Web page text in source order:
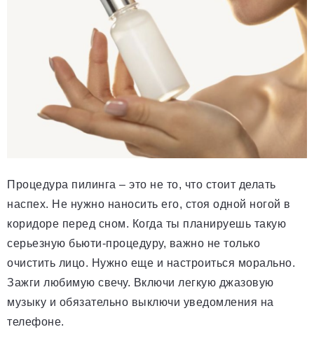
Процедура пилинга – это не то, что стоит делать
наспех. Не нужно наносить его, стоя одной ногой в
коридоре перед сном. Когда ты планируешь такую
серьезную бьюти-процедуру, важно не только
очистить лицо. Нужно еще и настроиться морально.
Зажги любимую свечу. Включи легкую джазовую
музыку и обязательно выключи уведомления на
телефоне.